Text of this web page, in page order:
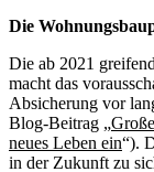
Die
Die ab 2021
macht das
Absicherung vor
Blog-Beitrag „
neues Leben ein“).
in der Zukunft zu